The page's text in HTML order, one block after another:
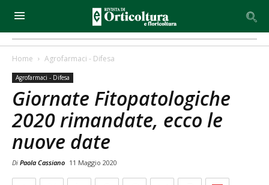
Home Agrofarmaci - Difesa
Agrofarmaci - Difesa
Giornate Fitopatologiche
2020 rimandate, ecco le
nuove date
Di Paola Cassiano 11 Maggio 2020